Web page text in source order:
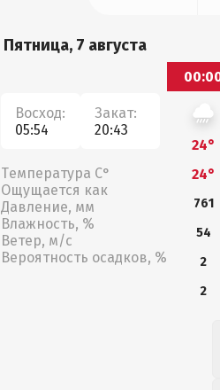
Пятница, 7 августа
Восход:
05:54
Закат:
20:43
Температура С°
Ощущается как
Давление, мм
Влажность, %
Ветер, м/с
Вероятность осадков, %
24°
24°
761
54
2
2